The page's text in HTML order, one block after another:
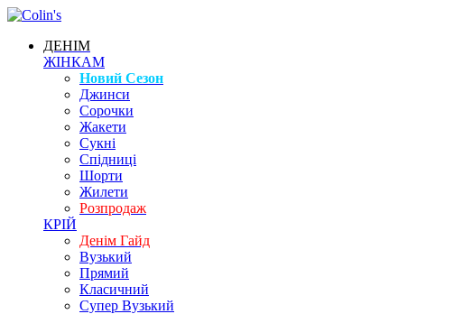
ДЕНІМ
ЖІНКАМ
Новий Сезон
Джинси
Сорочки
Жакети
Сукні
Спідниці
Шорти
Жилети
Розпродаж
КРІЙ
Денім Гайд
Вузький
Прямий
Класичний
Супер Вузький